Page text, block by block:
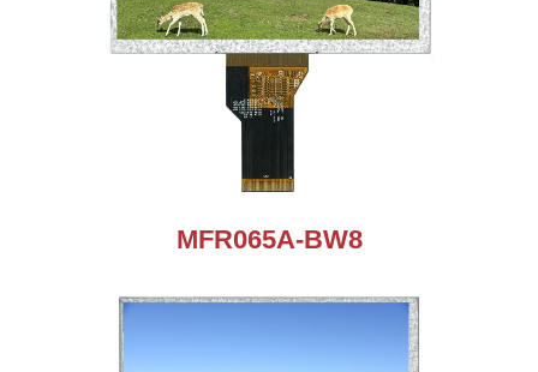
MFR065A-BW8